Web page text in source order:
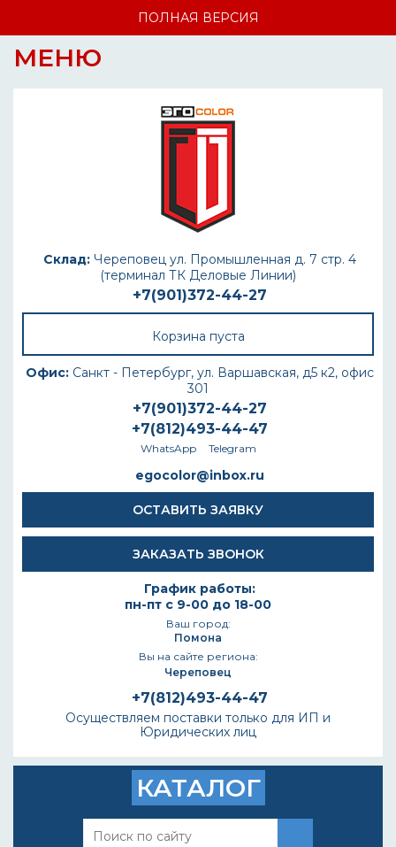
ПОЛНАЯ ВЕРСИЯ
МЕНЮ
Склад: Череповец ул. Промышленная д. 7 стр. 4
(терминал ТК Деловые Линии)
+7(901)372-44-27
Корзина пуста
Офис: Санкт - Петербург, ул. Варшавская, д5 к2, офис
301
+7(901)372-44-27
+7(812)493-44-47
WhatsApp Telegram
egocolor@inbox.ru
ОСТАВИТЬ ЗАЯВКУ
ЗАКАЗАТЬ ЗВОНОК
График работы:
пн-пт с 9-00 до 18-00
Ваш город:
Помона
Вы на сайте региона:
Череповец
+7(812)493-44-47
Осуществляем поставки только для ИП и
Юридических лиц
КАТАЛОГ